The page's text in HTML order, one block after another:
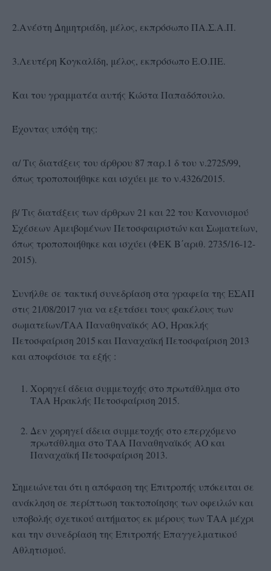
2.Ανέστη Δημητριάδη, μέλος, εκπρόσωπο ΠΑ.Σ.Α.Π.
3.Λευτέρη Κογκαλίδη, μέλος, εκπρόσωπο Ε.Ο.ΠΕ.
Και του γραμματέα αυτής Κώστα Παπαδόπουλο.
Έχοντας υπόψη της:
α/ Τις διατάξεις του άρθρου 87 παρ.1 δ του ν.2725/99,
όπως τροποποιήθηκε και ισχύει με το ν.4326/2015.
β/ Τις διατάξεις των άρθρων 21 και 22 του Κανονισμού
Σχέσεων Αμειβομένων Πετοσφαιριστών και Σωματείων,
όπως τροποποιήθηκε και ισχύει (ΦΕΚ Β΄αριθ. 2735/16-12-
2015).
Συνήλθε σε τακτική συνεδρίαση στα γραφεία της ΕΣΑΠ
στις 21/08/2017 για να εξετάσει τους φακέλους των
σωματείων/ΤΑΑ Παναθηναϊκός ΑΟ, Ηρακλής
Πετοσφαίριση 2015 και Παναχαϊκή Πετοσφαίριση 2013
και αποφάσισε τα εξής :
Χορηγεί άδεια συμμετοχής στο πρωτάθλημα στο
ΤΑΑ Ηρακλής Πετοσφαίριση 2015.
Δεν χορηγεί άδεια συμμετοχής στο επερχόμενο
πρωτάθλημα στο ΤΑΑ Παναθηναϊκός ΑΟ και
Παναχαϊκή Πετοσφαίριση 2013.
Σημειώνεται ότι η απόφαση της Επιτροπής υπόκειται σε
ανάκληση σε περίπτωση τακτοποίησης των οφειλών και
υποβολής σχετικού αιτήματος εκ μέρους των ΤΑΑ μέχρι
και την συνεδρίαση της Επιτροπής Επαγγελματικού
Αθλητισμού.